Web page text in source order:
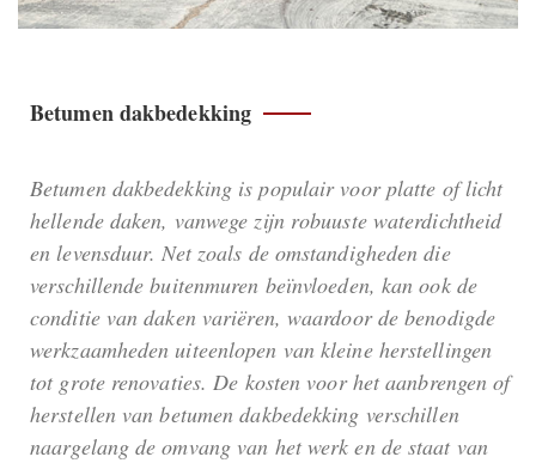
Betumen dakbedekking
Betumen dakbedekking is populair voor platte of licht
hellende daken, vanwege zijn robuuste waterdichtheid
en levensduur. Net zoals de omstandigheden die
verschillende buitenmuren beïnvloeden, kan ook de
conditie van daken variëren, waardoor de benodigde
werkzaamheden uiteenlopen van kleine herstellingen
tot grote renovaties. De kosten voor het aanbrengen of
herstellen van betumen dakbedekking verschillen
naargelang de omvang van het werk en de staat van